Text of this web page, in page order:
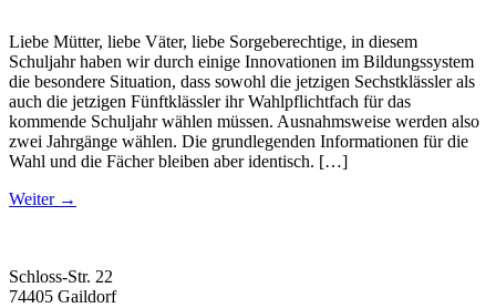
Liebe Mütter, liebe Väter, liebe Sorgeberechtige, in diesem
Schuljahr haben wir durch einige Innovationen im Bildungssystem
die besondere Situation, dass sowohl die jetzigen Sechstklässler als
auch die jetzigen Fünftklässler ihr Wahlpflichtfach für das
kommende Schuljahr wählen müssen. Ausnahmsweise werden also
zwei Jahrgänge wählen. Die grundlegenden Informationen für die
Wahl und die Fächer bleiben aber identisch. […]
Weiter →
Schloss-Str. 22
74405 Gaildorf